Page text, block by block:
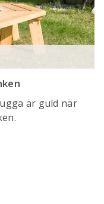
är guld när